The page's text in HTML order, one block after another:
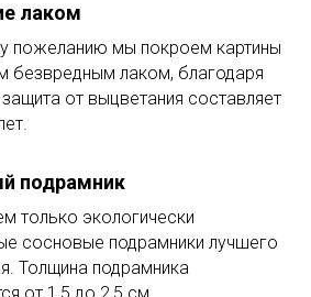
лаком
пожеланию мы покроем картины
безвредным лаком, благодаря
от выцветания составляет
подрамник
только экологически
сосновые подрамники лучшего
Толщина подрамника